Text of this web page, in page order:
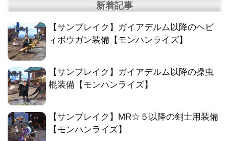
新着記事
【サンブレイク】ガイアデルム以降のヘビ
ィボウガン装備【モンハンライズ】
【サンブレイク】ガイアデルム以降の操虫
棍装備【モンハンライズ】
【サンブレイク】MR☆５以降の剣士用装備
【モンハンライズ】